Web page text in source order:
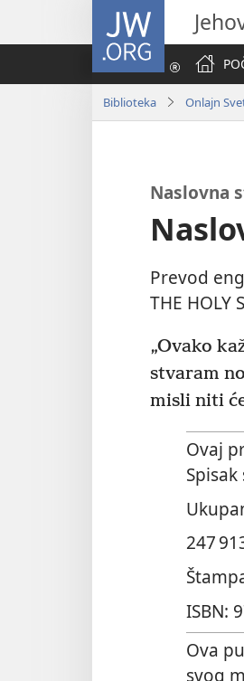
JW.ORG
Biblioteka Onlajn
Naslovna
Prevod
THE HOLY
stvaram
misli niti
Ovaj
247
ISBN:
Ova
svog